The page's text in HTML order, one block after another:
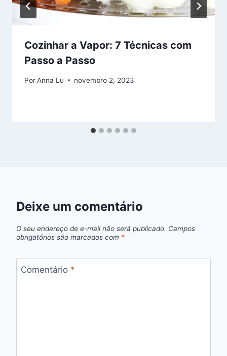
Cozinhar a Vapor: 7 Técnicas com
Passo a Passo
PorAnna Lu novembro 2, 2023
Deixe um comentário
O seu endereço de e-mail não será publicado. Campos
obrigatórios são marcados com *
Comentário *